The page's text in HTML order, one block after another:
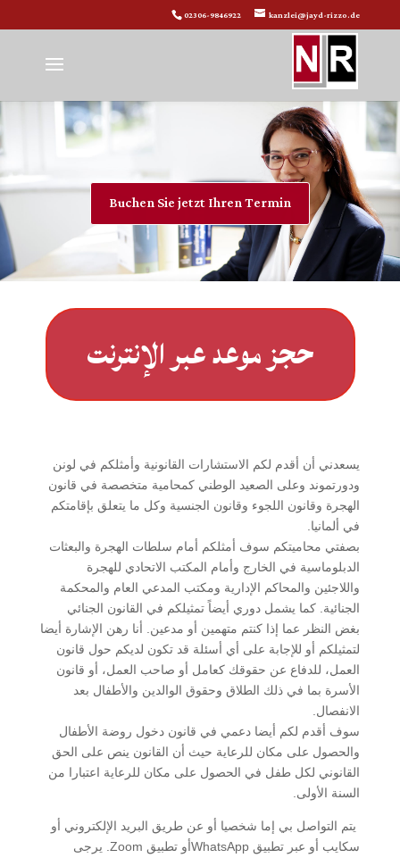
02306-9846922 kanzlei@jayd-rizzo.de
Buchen Sie jetzt Ihren Termin
حجز موعد عبر الإنترنت
يسعدني أن أقدم لكم الاستشارات القانونية وأمثلكم في لونن
ودورتموند وعلى الصعيد الوطني كمحامية متخصصة في قانون
الهجرة وقانون اللجوء وقانون الجنسية وكل ما يتعلق بإقامتكم
في ألمانيا.
بصفتي محاميتكم سوف أمثلكم أمام سلطات الهجرة والبعثات
الدبلوماسية في الخارج وأمام المكتب الاتحادي للهجرة
‏واللاجئين والمحاكم الإدارية ومكتب المدعي العام والمحكمة
الجنائية. كما يشمل دوري أيضاً تمثيلكم في القانون الجنائي
بغض النظر عما إذا كنتم متهمين أو مدعين. أنا رهن الإشارة أيضا
لتمثيلكم أو للإجابة على أي أسئلة قد تكون لديكم حول قانون
العمل، للدفاع عن حقوقك كعامل أو صاحب العمل، أو قانون
الأسرة بما في ذلك الطلاق وحقوق الوالدين والأطفال بعد
الانفصال.
سوف أقدم لكم أيضا دعمي في قانون دخول روضة الأطفال
والحصول على مكان للرعاية حيث أن القانون ينص على الحق
القانوني لكل طفل في الحصول على مكان للرعاية اعتبارا من
السنة الأولى.
‏ يتم التواصل بي إما شخصيا أو عن طريق البريد الإلكتروني أو
سكايب أو عبر تطبيق WhatsAppأو تطبيق Zoom. يرجى